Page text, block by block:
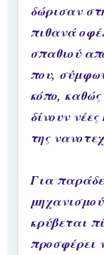
δώρισαν
πιθανά
σπαθιού
που,
κόπο,
δίνουν
της
Για
κρύβεται
προσφέρει